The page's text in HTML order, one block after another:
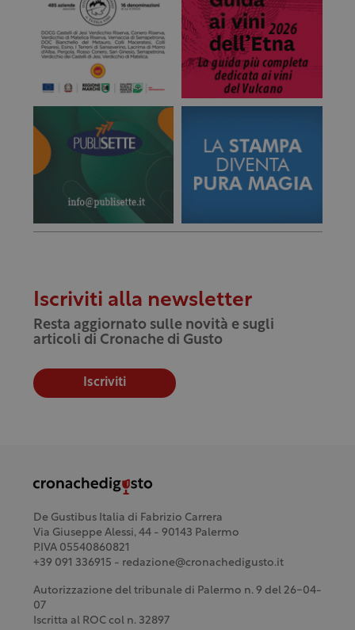
Iscriviti alla newsletter
Resta aggiornato sulle novità e sugli
articoli di Cronache di Gusto
Iscriviti
De Gustibus Italia di Fabrizio Carrera
Via Giuseppe Alessi, 44 - 90143 Palermo
P.IVA 05540860821
+39 091 336915 - redazione@cronachedigusto.it
Autorizzazione del tribunale di Palermo n. 9 del 26-04-
07
Iscritta al ROC col n. 32897